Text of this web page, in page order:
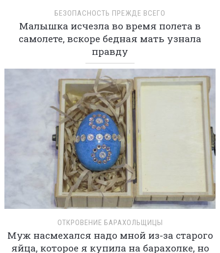
БЕЗОПАСНОСТЬ ПРЕЖДЕ ВСЕГО
Малышка исчезла во время полета в
самолете, вскоре бедная мать узнала
правду
ОТКРОВЕНИЕ БАРАХОЛЬЩИЦЫ
Муж насмехался надо мной из-за старого
яйца, которое я купила на барахолке, но